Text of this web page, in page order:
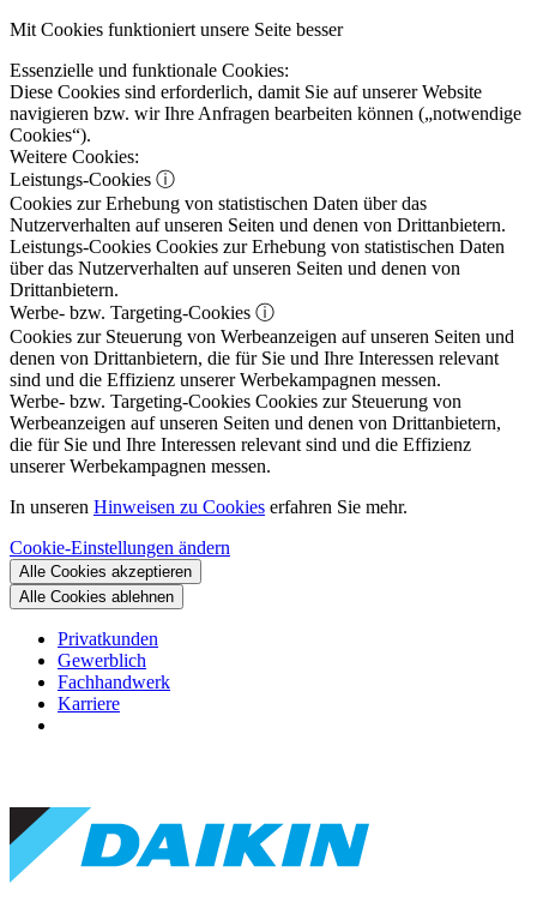
Mit Cookies funktioniert unsere Seite besser
Essenzielle und funktionale Cookies:
Diese Cookies sind erforderlich, damit Sie auf unserer Website
navigieren bzw. wir Ihre Anfragen bearbeiten können („notwendige
Cookies“).
Weitere Cookies:
Leistungs-Cookies ⓘ
Cookies zur Erhebung von statistischen Daten über das
Nutzerverhalten auf unseren Seiten und denen von Drittanbietern.
Leistungs-Cookies Cookies zur Erhebung von statistischen Daten
über das Nutzerverhalten auf unseren Seiten und denen von
Drittanbietern.
Werbe- bzw. Targeting-Cookies ⓘ
Cookies zur Steuerung von Werbeanzeigen auf unseren Seiten und
denen von Drittanbietern, die für Sie und Ihre Interessen relevant
sind und die Effizienz unserer Werbekampagnen messen.
Werbe- bzw. Targeting-Cookies Cookies zur Steuerung von
Werbeanzeigen auf unseren Seiten und denen von Drittanbietern,
die für Sie und Ihre Interessen relevant sind und die Effizienz
unserer Werbekampagnen messen.
In unseren Hinweisen zu Cookies erfahren Sie mehr.
Cookie-Einstellungen ändern
Alle Cookies akzeptieren
Alle Cookies ablehnen
Privatkunden
Gewerblich
Fachhandwerk
Karriere